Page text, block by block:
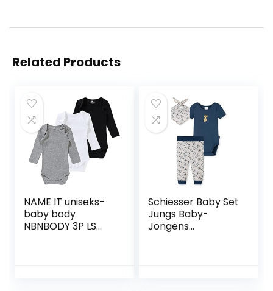
Related Products
NAME IT uniseks-
baby body
NBNBODY 3P LS
Schiesser Baby Set
Jungs Baby-
Jongens